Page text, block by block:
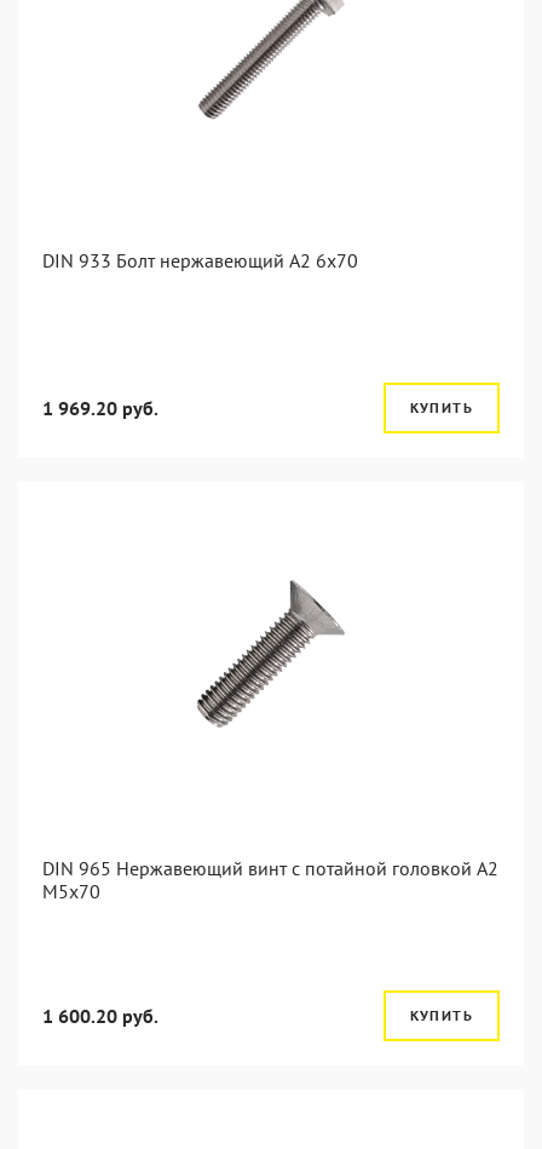
DIN 933 Болт нержавеющий А2 6х70
1 969.20 руб. КУПИТЬ
DIN 965 Нержавеющий винт с потайной головкой А2
М5x70
1 600.20 руб. КУПИТЬ